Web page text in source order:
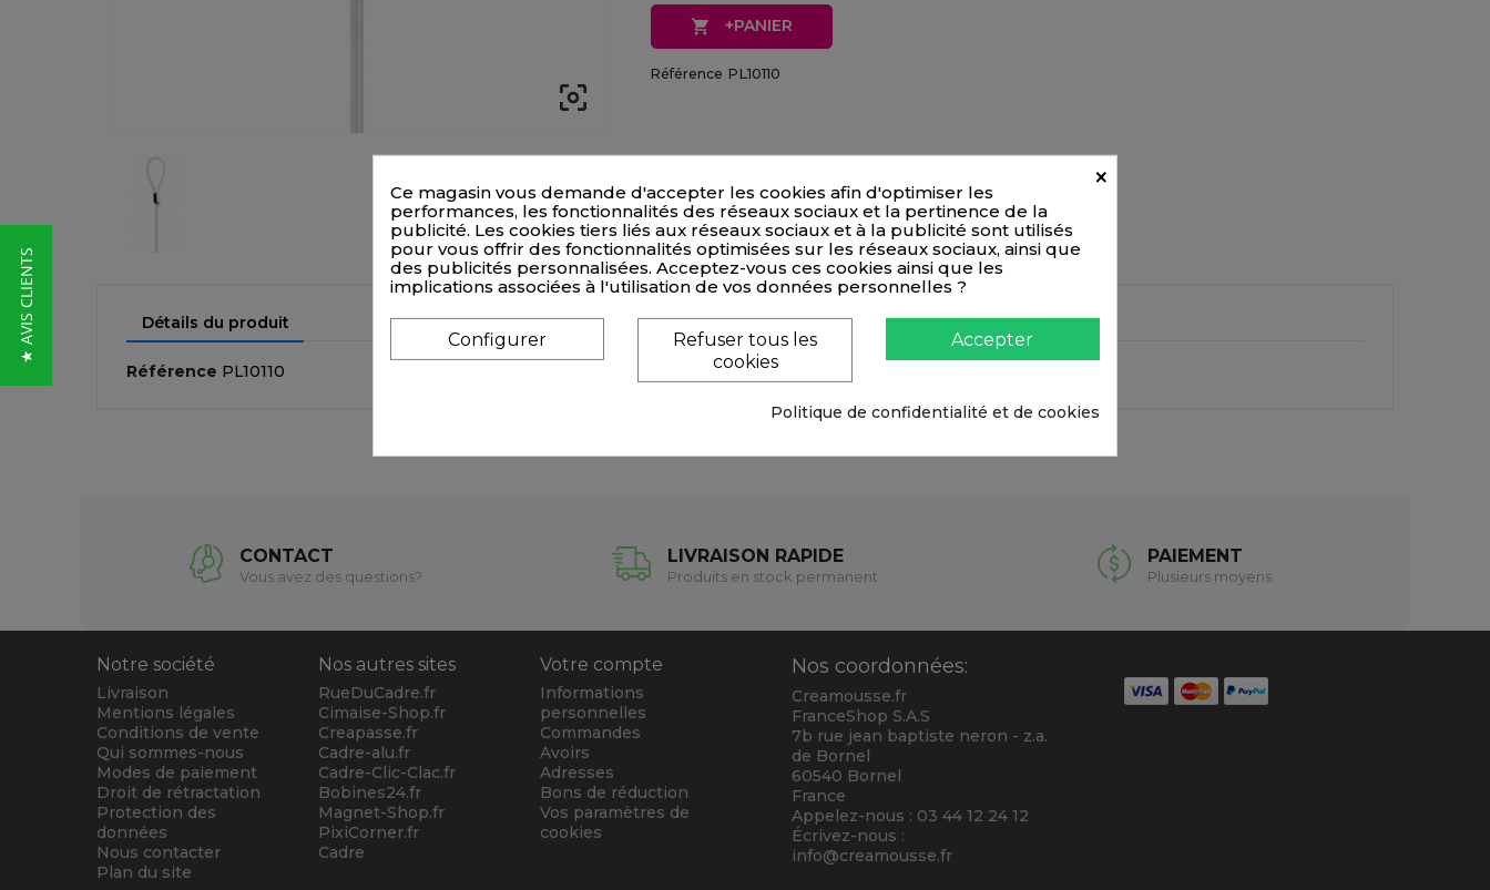

 +PANIER
Référence PL10110
Détails du produit
Référence PL10110
CONTACT
Vous avez des questions?
LIVRAISON RAPIDE
Produits en stock permanent
PAIEMENT
Plusieurs moyens
Notre société
Livraison
Mentions légales
Conditions de vente
Qui sommes-nous
Modes de paiement
Droit de rétractation
Protection des
données
Nous contacter
Plan du site
Nos autres sites
RueDuCadre.fr
Cimaise-Shop.fr
Creapasse.fr
Cadre-alu.fr
Cadre-Clic-Clac.fr
Bobines24.fr
Magnet-Shop.fr
PixiCorner.fr
Cadre
Votre compte
Informations
personnelles
Commandes
Avoirs
Adresses
Bons de réduction
Vos paramètres de
cookies
Nos coordonnées:
Creamousse.fr
FranceShop S.A.S
7b rue jean baptiste neron - z.a.
de Bornel
60540 Bornel
France
Appelez-nous : 03 44 12 24 12
Écrivez-nous :
info@creamousse.fr
×
Ce magasin vous demande d'accepter les cookies afin d'optimiser les
performances, les fonctionnalités des réseaux sociaux et la pertinence de la
publicité. Les cookies tiers liés aux réseaux sociaux et à la publicité sont utilisés
pour vous offrir des fonctionnalités optimisées sur les réseaux sociaux, ainsi que
des publicités personnalisées. Acceptez-vous ces cookies ainsi que les
implications associées à l'utilisation de vos données personnelles ?
Accepter
Refuser tous les
cookies
Configurer
Politique de confidentialité et de cookies
★ AVIS CLIENTS